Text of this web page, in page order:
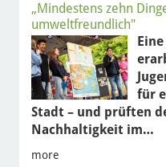
„Mindestens zehn
umweltfreundlich"
für
Stadt – und prüften
Nachhaltigkeit im…
more